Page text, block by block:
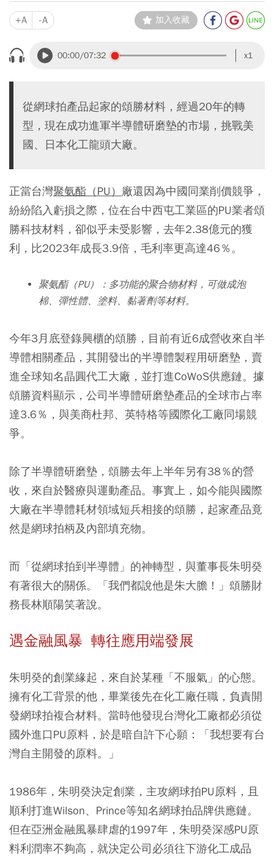
+A -A 加入收藏
00:00/07:32 x1
從網球拍產品起家的頌勝材料，經過20年的轉
型，現在成功進軍半導體研磨墊的市場，挑戰美
國、日本化工龍頭大廠。
正當台灣聚氨酯（PU） 廠還因為中國同業削價競爭，
紛紛陷入虧損之際，位在台中西屯工業區的PU業者頌
勝科技材料，卻似乎未受影響，去年2.38億元的獲
利，比2023年成長3.9倍，毛利率更高達46％。
聚氨酯（PU）：多功能的聚合物材料，可做成泡
棉、彈性體、塗料、黏著劑等材料。
今年3月底登錄興櫃的頌勝，目前有近6成營收來自半
導體相關產品，其開發出的半導體製程用研磨墊，賣
進全球知名晶圓代工大廠，並打進CoWoS供應鏈。據
頌勝資料顯示，公司半導體研磨墊產品的全球市占率
達3.6％，與美商杜邦、英特格等國際化工廠同場競
爭。
除了半導體研磨墊，頌勝去年上半年另有38％的營
收，來自於醫療與運動產品。事實上，如今能與國際
大廠在半導體耗材領域短兵相接的頌勝，起家產品竟
然是網球拍柄及內部填充物。
而「從網球拍到半導體」的神轉型，與董事長朱明癸
有著很大的關係。「我們都說他是朱大膽！」頌勝財
務長林順陽笑著說。
遇金融風暴 轉往應用端發展
朱明癸的創業緣起，來自於某種「不服氣」的心態。
擁有化工背景的他，畢業後先在化工廠任職，負責開
發網球拍複合材料。當時他發現台灣化工廠都必須從
國外進口PU原料，於是暗自許下心願：「我想要有台
灣自主開發的原料。」
1986年，朱明癸決定創業，主攻網球拍PU原料，且
順利打進Wilson、Prince等知名網球拍品牌供應鏈。
但在亞洲金融風暴肆虐的1997年，朱明癸深感PU原
料利潤率不夠高，就決定公司必須往下游化工成品